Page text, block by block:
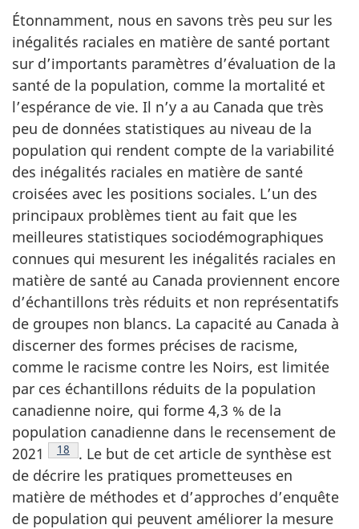
Étonnamment, nous en savons très peu sur les
inégalités raciales en matière de santé portant
sur d’importants paramètres d’évaluation de la
santé de la population, comme la mortalité et
l’espérance de vie. Il n’y a au Canada que très
peu de données statistiques au niveau de la
population qui rendent compte de la variabilité
des inégalités raciales en matière de santé
croisées avec les positions sociales. L’un des
principaux problèmes tient au fait que les
meilleures statistiques sociodémographiques
connues qui mesurent les inégalités raciales en
matière de santé au Canada proviennent encore
d’échantillons très réduits et non représentatifs
de groupes non blancs. La capacité au Canada à
discerner des formes précises de racisme,
comme le racisme contre les Noirs, est limitée
par ces échantillons réduits de la population
canadienne noire, qui forme 4,3 % de la
population canadienne dans le recensement de
2021
Note de bas de page
18
. Le but de cet article de synthèse est
de décrire les pratiques prometteuses en
matière de méthodes et d’approches d’enquête
de population qui peuvent améliorer la mesure